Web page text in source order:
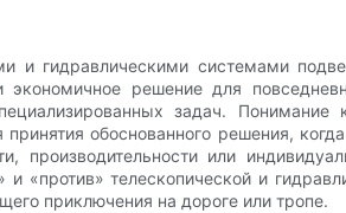
и гидравлическими системами
экономичное решение для
задач. Понимание
обоснованного решения,
производительности или
«против» телескопической и
приключения на дороге или тропе.